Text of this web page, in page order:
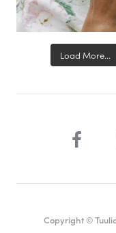
Load More...
Copyright ©